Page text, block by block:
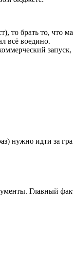
то брать то, что
всё воедино.
нужно идти за
Главный